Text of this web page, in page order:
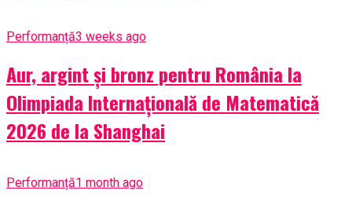
Performanță3 weeks ago
Aur, argint și bronz pentru România la
Olimpiada Internațională de Matematică
2026 de la Shanghai
Performanță1 month ago